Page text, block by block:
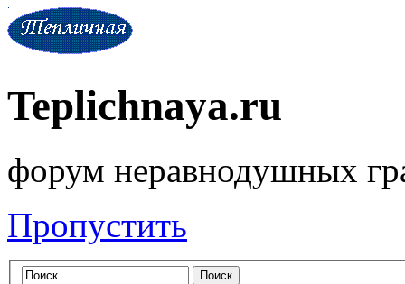
Teplichnaya.ru
форум неравнодушных
Пропустить